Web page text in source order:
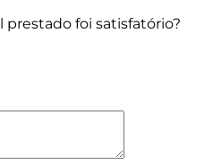
foi satisfatório?